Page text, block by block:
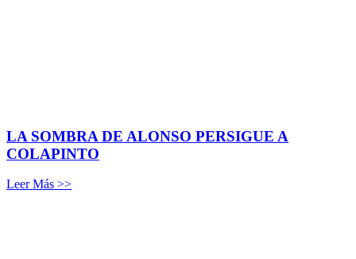
LA SOMBRA DE ALONSO PERSIGUE A
COLAPINTO
Leer Más >>